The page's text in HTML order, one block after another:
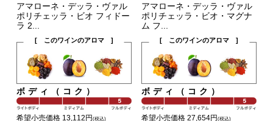
アマローネ・デッラ・ヴァル
ポリチェッラ・ビオ フィドー
ラ 2...
[ このワインのアロマ ]
ボディ（コク）
希望小売価格 13,112円(税込)
アマローネ・デッラ・ヴァル
ポリチェッラ・ビオ・マグナ
ム フ...
[ このワインのアロマ ]
ボディ（コク）
希望小売価格 27,654円(税込)